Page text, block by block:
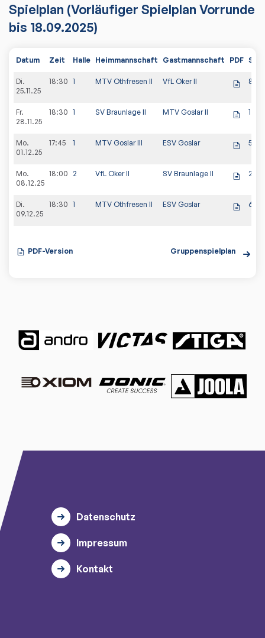
Spielplan (Vorläufiger Spielplan Vorrunde
bis 18.09.2025)
Datum Zeit Halle Heimmannschaft Gastmannschaft PDF
Di.
25.11.25
18:30 1 MTV Othfresen II VfL Oker II 8:2
Fr.
28.11.25
18:30 1 SV Braunlage II MTV Goslar II 1:9
Mo.
01.12.25
17:45 1 MTV Goslar III ESV Goslar 5:5
Mo.
08.12.25
18:00 2 VfL Oker II SV Braunlage II 2:8
Di.
09.12.25
18:30 1 MTV Othfresen II ESV Goslar 6:4
PDF-Version Gruppenspielplan
Datenschutz
Impressum
Kontakt